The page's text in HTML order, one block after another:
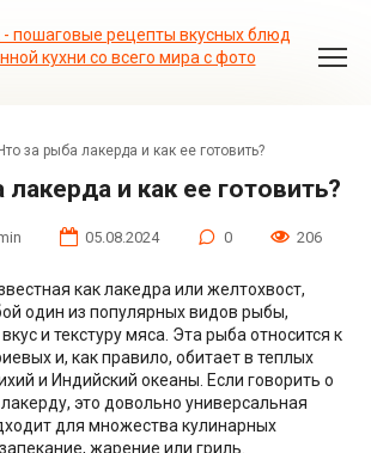
за рыба лакерда и как ее готовить?
лакерда и как ее готовить?
05.08.2024 0 206
как лакедра или желтохвост,
один из популярных видов рыбы,
и текстуру мяса. Эта рыба относится к
и, как правило, обитает в теплых
и Индийский океаны. Если говорить о
это довольно универсальная
для множества кулинарных
жарение или гриль.